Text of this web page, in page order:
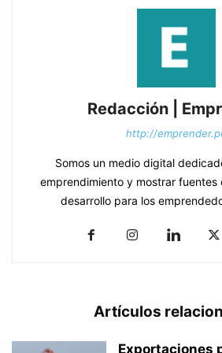
Redacción |
http://
Somos un medio digital
emprendimiento y mostrar
desarrollo para los
Artículos
Exportaciones